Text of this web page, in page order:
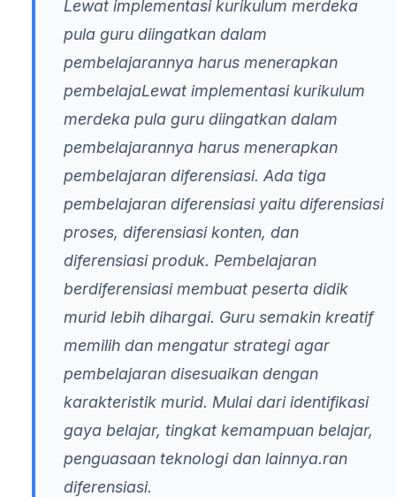
Lewat implementasi kurikulum merdeka
pula guru diingatkan dalam
pembelajarannya harus menerapkan
pembelajaLewat implementasi kurikulum
merdeka pula guru diingatkan dalam
pembelajarannya harus menerapkan
pembelajaran diferensiasi. Ada tiga
pembelajaran diferensiasi yaitu diferensiasi
proses, diferensiasi konten, dan
diferensiasi produk. Pembelajaran
berdiferensiasi membuat peserta didik
murid lebih dihargai. Guru semakin kreatif
memilih dan mengatur strategi agar
pembelajaran disesuaikan dengan
karakteristik murid. Mulai dari identifikasi
gaya belajar, tingkat kemampuan belajar,
penguasaan teknologi dan lainnya.ran
diferensiasi.